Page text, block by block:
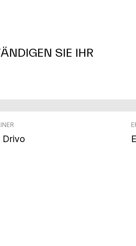
SIE IHR
Drivo